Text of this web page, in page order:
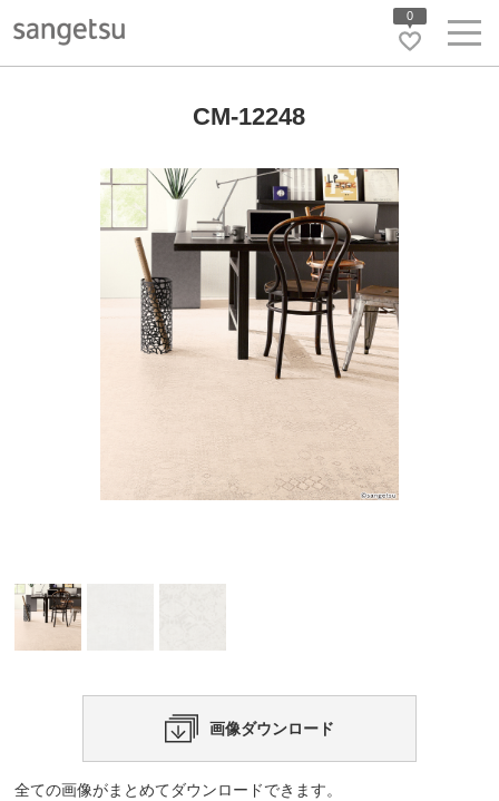
0
CM-12248
画像ダウンロード
全ての画像がまとめてダウンロードできます。